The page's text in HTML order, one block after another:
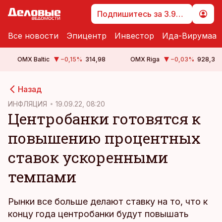
Подпишитесь за 3.99 €
Все новости Эпицентр Инвестор Ида-Вирумаа
OMX Baltic −0,15% 314,98 OMX Riga −0,03% 928,3
Назад
ИНФЛЯЦИЯ 19.09.22, 08:20
Центробанки готовятся к
повышению процентных
ставок ускоренными
темпами
Рынки все больше делают ставку на то, что к
концу года центробанки будут повышать